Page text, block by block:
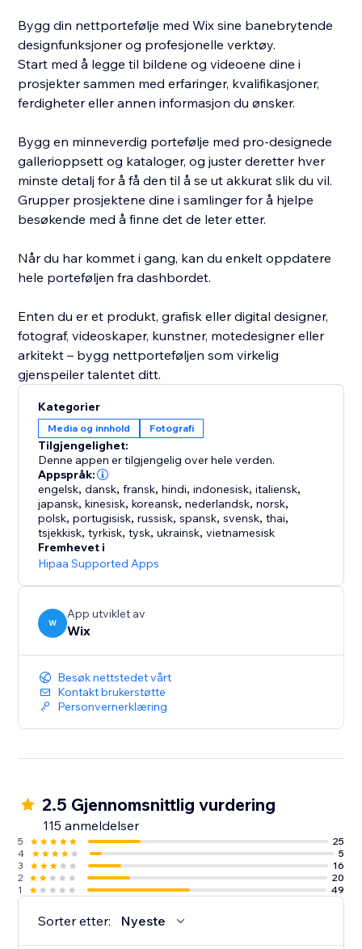
Bygg din nettportefølje med Wix sine banebrytende
designfunksjoner og profesjonelle verktøy.
Start med å legge til bildene og videoene dine i
prosjekter sammen med erfaringer, kvalifikasjoner,
ferdigheter eller annen informasjon du ønsker.
Bygg en minneverdig portefølje med pro-designede
gallerioppsett og kataloger, og juster deretter hver
minste detalj for å få den til å se ut akkurat slik du vil.
Grupper prosjektene dine i samlinger for å hjelpe
besøkende med å finne det de leter etter.
Når du har kommet i gang, kan du enkelt oppdatere
hele porteføljen fra dashbordet.
Enten du er et produkt, grafisk eller digital designer,
fotograf, videoskaper, kunstner, motedesigner eller
arkitekt – bygg nettporteføljen som virkelig
gjenspeiler talentet ditt.
Kategorier
Media og innhold Fotografi
Tilgjengelighet:
Denne appen er tilgjengelig over hele verden.
Appspråk:
engelsk,dansk,fransk,hindi,indonesisk,italiensk,
japansk,kinesisk,koreansk,nederlandsk,norsk,
polsk,portugisisk,russisk,spansk,svensk,thai,
tsjekkisk,tyrkisk,tysk,ukrainsk,vietnamesisk
Fremhevet i
Hipaa Supported Apps
W
App utviklet av
Wix
Besøk nettstedet vårt
Kontakt brukerstøtte
Personvernerklæring
2.5 Gjennomsnittlig vurdering
115 anmeldelser
5
25
4
5
3
16
2
20
1
49
Sorter etter: Nyeste